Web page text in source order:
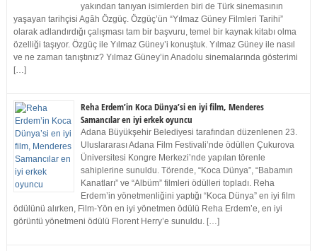
yakından tanıyan isimlerden biri de Türk sinemasının
yaşayan tarihçisi Agâh Özgüç. Özgüç’ün “Yılmaz Güney Filmleri Tarihi”
olarak adlandırdığı çalışması tam bir başvuru, temel bir kaynak kitabı olma
özelliği taşıyor. Özgüç ile Yılmaz Güney’i konuştuk. Yılmaz Güney ile nasıl
ve ne zaman tanıştınız? Yılmaz Güney’in Anadolu sinemalarında gösterimi
[…]
Reha Erdem’in Koca Dünya’si en iyi film, Menderes
Samancılar en iyi erkek oyuncu
Adana Büyükşehir Belediyesi tarafından düzenlenen 23.
Uluslararası Adana Film Festivali’nde ödüllen Çukurova
Üniversitesi Kongre Merkezi’nde yapılan törenle
sahiplerine sunuldu. Törende, “Koca Dünya”, “Babamın
Kanatları” ve “Albüm” filmleri ödülleri topladı. Reha
Erdem’in yönetmenliğini yaptığı “Koca Dünya” en iyi film
ödülünü alırken, Film-Yön en iyi yönetmen ödülü Reha Erdem’e, en iyi
görüntü yönetmeni ödülü Florent Herry’e sunuldu. […]